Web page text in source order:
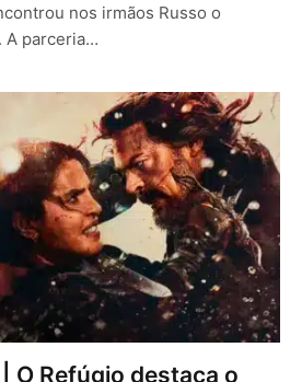
nos irmãos Russo o
A parceria…
O Refúgio destaca o